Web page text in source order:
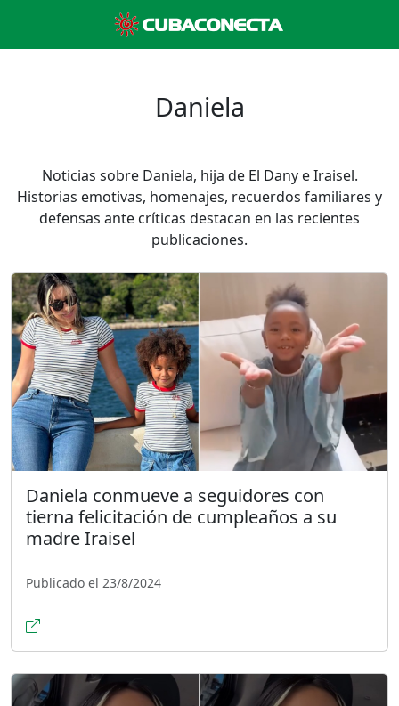
Daniela
Noticias sobre Daniela, hija de El Dany e Iraisel.
Historias emotivas, homenajes, recuerdos familiares y
defensas ante críticas destacan en las recientes
publicaciones.
Daniela conmueve a seguidores con
tierna felicitación de cumpleaños a su
madre Iraisel
Publicado el 23/8/2024